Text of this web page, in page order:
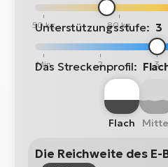
50 kg 80 kg
Unterstützungsstufe: 3
Min 2 3
Das Streckenprofil:
Flach
Die Reichweite des E-